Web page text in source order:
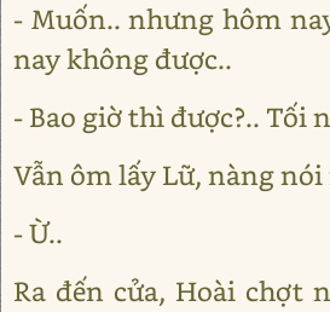
- Muốn.. nhưng hôm
nay không được..
- Bao giờ thì được?.. Tối
Vẫn ôm lấy Lữ, nàng nói
- Ừ..
Ra đến cửa, Hoài chợt